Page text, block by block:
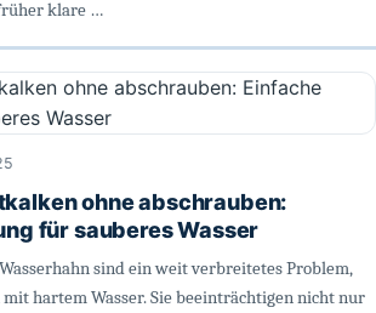
klare …
ohne abschrauben:
für sauberes Wasser
sind ein weit verbreitetes Problem,
hartem Wasser. Sie beeinträchtigen nicht nur